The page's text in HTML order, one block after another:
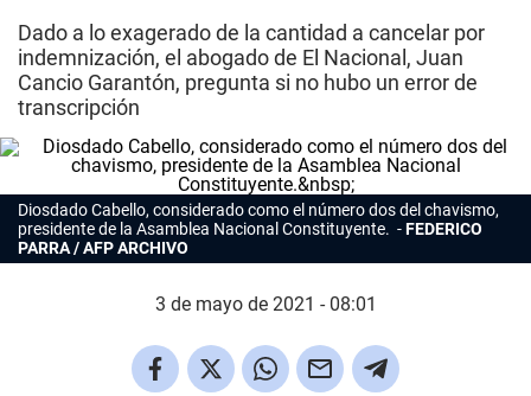
Dado a lo exagerado de la cantidad a cancelar por
indemnización, el abogado de El Nacional, Juan
Cancio Garantón, pregunta si no hubo un error de
transcripción
Diosdado Cabello, considerado como el número dos del chavismo,
presidente de la Asamblea Nacional Constituyente.
FEDERICO
PARRA / AFP ARCHIVO
3 de mayo de 2021 - 08:01